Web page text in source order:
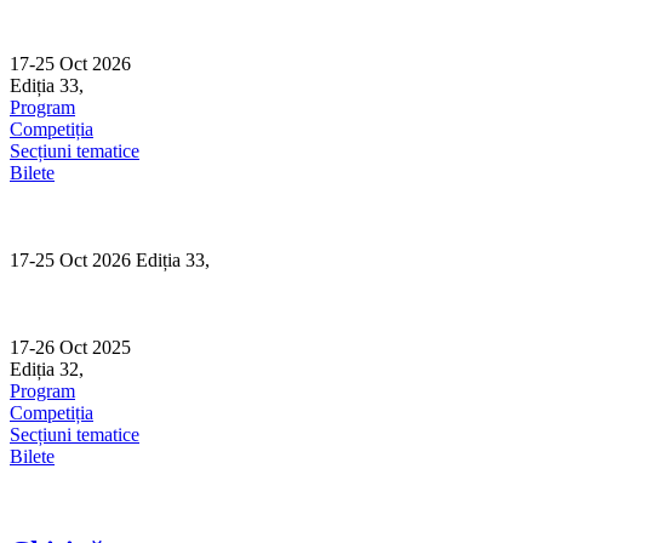
content
17-25 Oct 2026
Ediția 33,
Program
Competiția
Secțiuni tematice
Bilete
17-25 Oct 2026 Ediția 33,
17-26 Oct 2025
Ediția 32,
Program
Competiția
Secțiuni tematice
Bilete